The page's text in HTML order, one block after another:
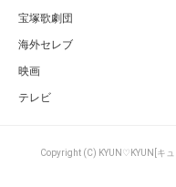
宝塚歌劇団
海外セレブ
映画
テレビ
Copyright (C) KYUN♡KYUN[キ